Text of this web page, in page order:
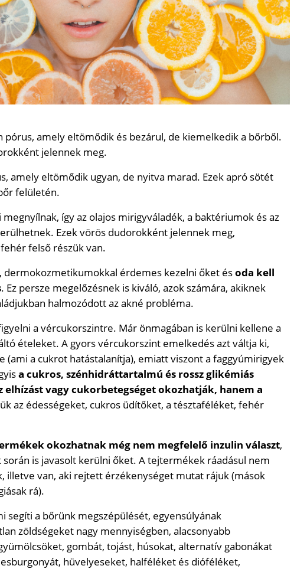
pórus, amely eltömődik és bezárul, de kiemelkedik a bőrből.
jelennek meg.
amely eltömődik ugyan, de nyitva marad. Ezek apró sötét
felületén.
megnyílnak, így az olajos mirigyváladék, a baktériumok és az
Ezek vörös dudorokként jelennek meg,
felső részük van.
dermokozmetikumokkal érdemes kezelni őket ésoda kell
. Ez persze megelőzésnek is kiváló, azok számára, akiknek
halmozódott az akné probléma.
a vércukorszintre. Már önmagában is kerülni kellene a
ételeket. A gyors vércukorszint emelkedés azt váltja ki,
(ami a cukrot hatástalanítja), emiatt viszont a faggyúmirigyek
a cukros, szénhidráttartalmú és rossz glikémiás
elhízást vagy cukorbetegséget okozhatják, hanem a
az édességeket, cukros üdítőket, a tésztaféléket, fehér
okozhatnak még nem megfelelő inzulin választ,
is javasolt kerülni őket. A tejtermékek ráadásul nem
illetve van, aki rejtett érzékenységet mutat rájuk (mások
rá).
segíti a bőrünk megszépülését, egyensúlyának
zöldségeket nagy mennyiségben, alacsonyabb
gombát, tojást, húsokat, alternatív gabonákat
hüvelyeseket, halféléket és dióféléket,